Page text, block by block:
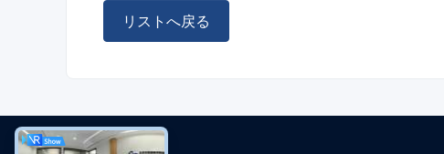
リストへ戻る